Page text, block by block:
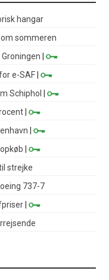
hangar
sommeren
|
e-SAF |
Schiphol
|
|
|
|
strejke
737-7
|